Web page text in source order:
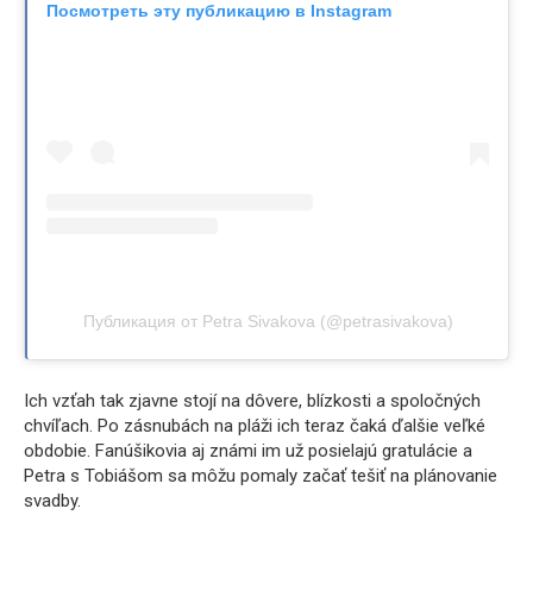
Посмотреть эту публикацию в Instagram
Публикация от Petra Sivakova (@petrasivakova)
Ich vzťah tak zjavne stojí na dôvere, blízkosti a spoločných
chvíľach. Po zásnubách na pláži ich teraz čaká ďalšie veľké
obdobie. Fanúšikovia aj známi im už posielajú gratulácie a
Petra s Tobiášom sa môžu pomaly začať tešiť na plánovanie
svadby.